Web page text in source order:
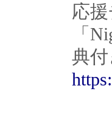
応
「
典付